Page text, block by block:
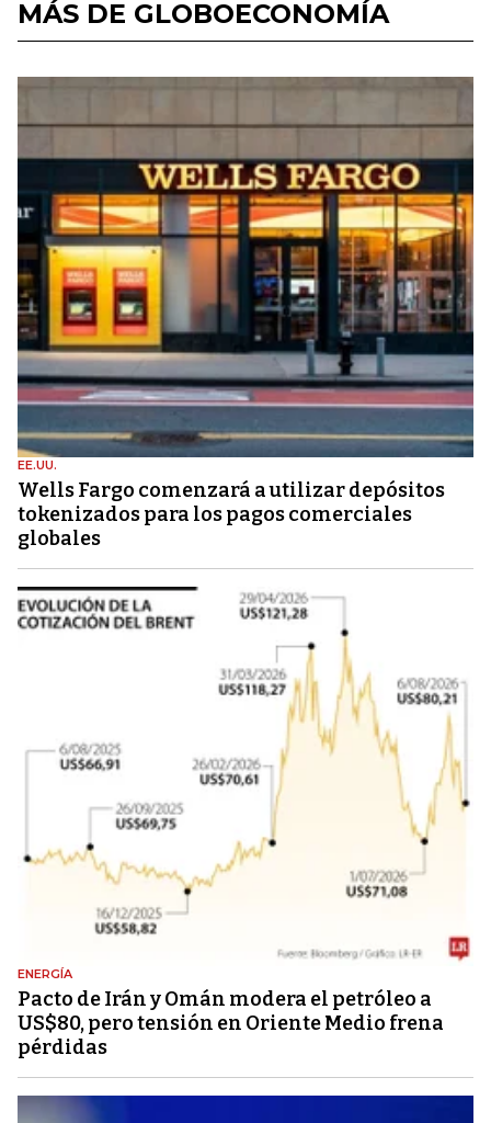
MÁS DE GLOBOECONOMÍA
EE.UU.
Wells Fargo comenzará a utilizar depósitos
tokenizados para los pagos comerciales
globales
ENERGÍA
Pacto de Irán y Omán modera el petróleo a
US$80, pero tensión en Oriente Medio frena
pérdidas